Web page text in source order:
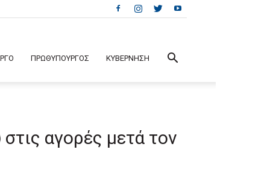
ΠΡΩΘΥΠΟΥΡΓΟΣ ΚΥΒΕΡΝΗΣΗ
αγορές μετά τον